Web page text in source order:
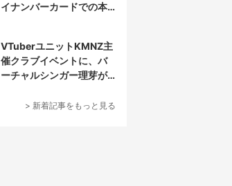
イナンバーカードでの本
VTuberユニットKMNZ主
催クラブイベントに、バ
ーチャルシンガー理芽が
> 新着記事をもっと見る